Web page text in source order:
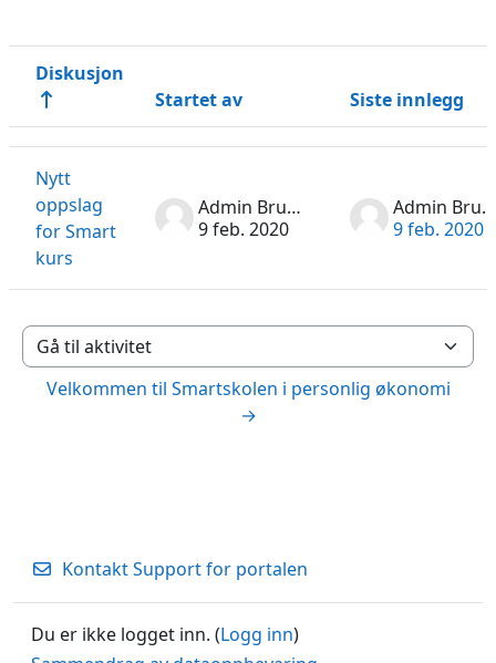
Status
Diskusjon
Startet av
Siste innlegg
Nytt
oppslag
for Smart
kurs
Admin Bruker
9 feb. 2020
Admin Bruker
9 feb. 2020
Gå til aktivitet
Velkommen til Smartskolen i personlig økonomi
→
Kontakt Support for portalen
Du er ikke logget inn. (Logg inn)